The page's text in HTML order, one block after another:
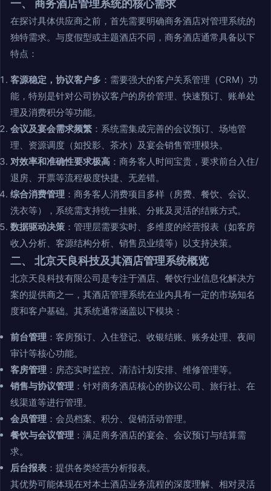
一、 商务酒店管理系统的核心需求
在探讨具体供应商之前，首先需要明确商务酒店对管理系统的
独特需求。与度假型或主题酒店不同，商务酒店通常具备以下
特点：
客源稳定，协议客户多 ：需要强大的客户关系管理（CRM）功
能，特别是针对公司协议客户的房价管理、快速预订、账单处
理及消费积分等功能。
会议及宴会需求频繁 ：系统需集成完善的会议预订、场地管
理、资源调度（如投影、茶水）及宴会销售管理模块。
对效率和准确性要求极高 ：商务客人时间宝贵，要求前台入住/
退房、开票等流程极度快捷、无差错。
综合消费管理 ：商务客人消费项目多样（房费、餐饮、会议、
洗衣等），系统需支持统一挂账、分账及灵活的结账方式。
数据驱动决策 ：管理层需要实时、多维度的经营报表（如客房
收入分析、客源结构分析、销售员业绩等）以支持决策。
二、 北京天良科技及其酒店管理系统概览
北京天良科技有限公司是专注于酒店、餐饮行业信息化解决方
案的提供商之一，其酒店管理系统在业内具有一定的市场知名
度和客户基础。其系统通常涵盖以下模块：
前台管理 ：客房预订、入住登记、收银结账、账务处理、夜间
审计等核心功能。
客房管理 ：房态实时监控、清洁计划安排、维修管理等。
销售与协议管理 ：针对商务酒店核心的协议公司、旅行社、在
线渠道等进行管理。
会员管理 ：会员档案、积分、促销活动管理。
餐饮与会议管理 ：满足商务酒店的宴会、会议预订与结算需
求。
后台报表 ：提供各类经营分析报表。
其优势可能体现在对本土酒店业务流程的深度理解、相对灵活